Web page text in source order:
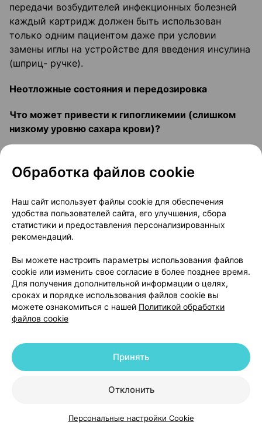
КаталогКорзинаИзбранноеПрофиль
передачи возбудителей инфекционных болезней
каждый картридж должен быть использован
только одним пациентом даже при условии
замены иглы на устройстве для введения инсулина
(шприц- ручке).
Неотложные состояния и передозировка
Что может привести к гипогликемии (слишком
низкому уровню сахара крови)?
пропустили прием пищи или ваша физическая
активность была больше, чем обычно, сахар в
крови у вас может снизиться слишком сильно
(гипогликемия).
Первые симптомы гипогликемии возникают
холодная кожа, сонливость, нервозность или
тремор, беспокойство, необычная слабость или
усталость, нарушение сознания, затруднение
внимания, сильный голод, временное нарушение
зрения, головная боль, тошнота и сердцебиение.
Что делать в случае гипогликемии?
Если вы почувствовали любой из
вышеперечисленных признаков, немедленно
питания. Поэтому всегда носите с собой несколько
Обработка файлов cookie
Наш сайт использует файлы cookie для обеспечения
удобства пользователей сайта, его улучшения, сбора
статистики и предоставления персонализированных
рекомендаций.
Вы можете настроить параметры использования файлов
cookie или изменить свое согласие в более позднее время.
Для получения дополнительной информации о целях,
сроках и порядке использования файлов cookie вы
можете ознакомиться с нашей Политикой обработки
файлов cookie
Отклонить
Принять
Персональные настройки Cookie